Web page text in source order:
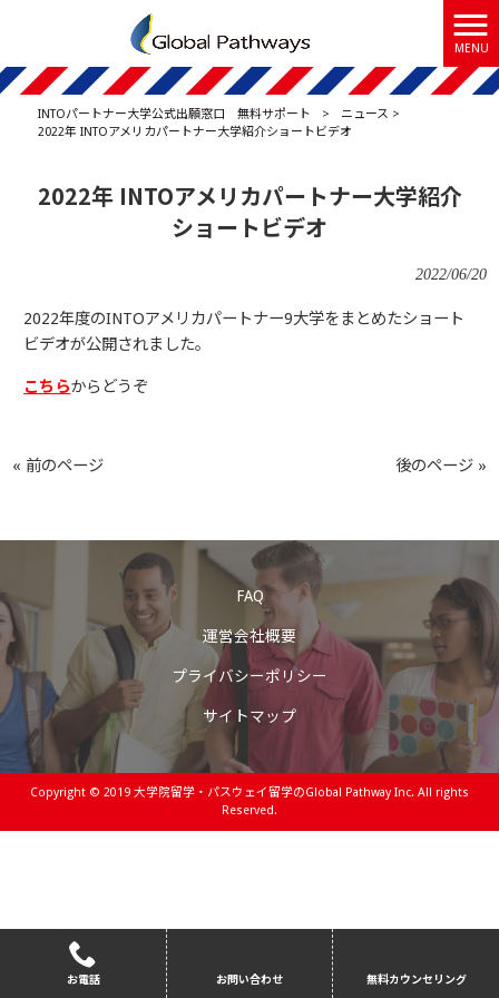
MENU
INTOパートナー大学公式出願窓口 無料サポート > ニュース >
2022年 INTOアメリカパートナー大学紹介ショートビデオ
2022年 INTOアメリカパートナー大学紹介
ショートビデオ
2022/06/20
2022年度のINTOアメリカパートナー9大学をまとめたショート
ビデオが公開されました。
こちらからどうぞ
« 前のページ 後のページ »
FAQ
運営会社概要
プライバシーポリシー
サイトマップ
Copyright © 2019 大学院留学・パスウェイ留学のGlobal Pathway Inc. All rights
Reserved.
お電話 お問い合わせ 無料カウンセリング